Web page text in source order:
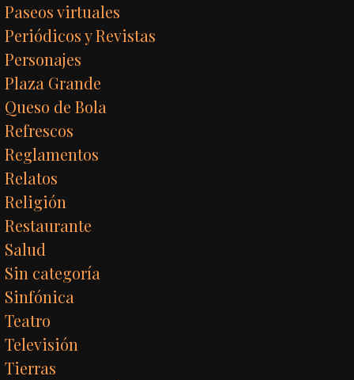
Paseos virtuales
Periódicos y Revistas
Personajes
Plaza Grande
Queso de Bola
Refrescos
Reglamentos
Relatos
Religión
Restaurante
Salud
Sin categoría
Sinfónica
Teatro
Televisión
Tierras